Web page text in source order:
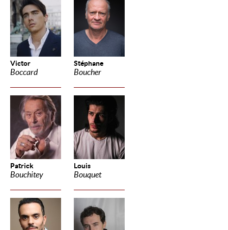
Victor
Boccard
Stéphane
Boucher
Patrick
Bouchitey
Louis
Bouquet